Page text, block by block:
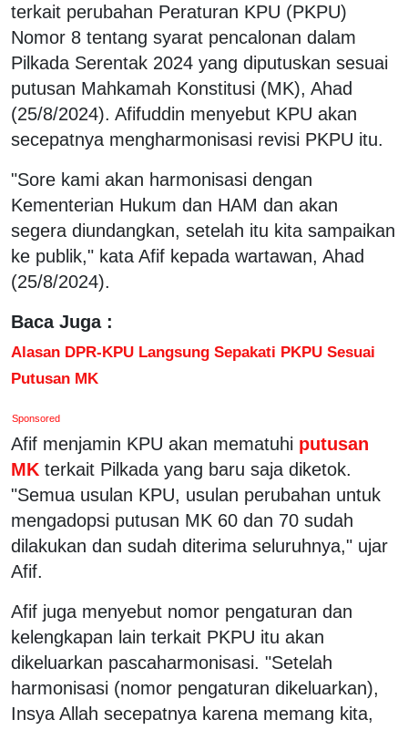
terkait perubahan Peraturan KPU (PKPU)
Nomor 8 tentang syarat pencalonan dalam
Pilkada Serentak 2024 yang diputuskan sesuai
putusan Mahkamah Konstitusi (MK), Ahad
(25/8/2024). Afifuddin menyebut KPU akan
secepatnya mengharmonisasi revisi PKPU itu.
"Sore kami akan harmonisasi dengan
Kementerian Hukum dan HAM dan akan
segera diundangkan, setelah itu kita sampaikan
ke publik," kata Afif kepada wartawan, Ahad
(25/8/2024).
Baca Juga :
Alasan DPR-KPU Langsung Sepakati PKPU Sesuai
Putusan MK
Sponsored
Afif menjamin KPU akan mematuhi putusan
MK terkait Pilkada yang baru saja diketok.
"Semua usulan KPU, usulan perubahan untuk
mengadopsi putusan MK 60 dan 70 sudah
dilakukan dan sudah diterima seluruhnya," ujar
Afif.
Afif juga menyebut nomor pengaturan dan
kelengkapan lain terkait PKPU itu akan
dikeluarkan pascaharmonisasi. "Setelah
harmonisasi (nomor pengaturan dikeluarkan),
Insya Allah secepatnya karena memang kita,